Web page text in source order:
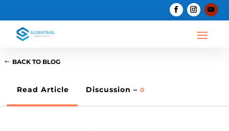
BACK TO BLOG
Read Article Discussion – 0